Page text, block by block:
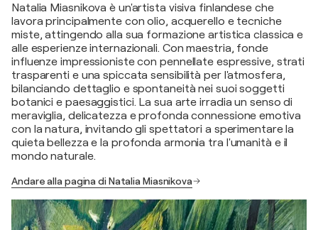
Natalia Miasnikova è un'artista visiva finlandese che
lavora principalmente con olio, acquerello e tecniche
miste, attingendo alla sua formazione artistica classica e
alle esperienze internazionali. Con maestria, fonde
influenze impressioniste con pennellate espressive, strati
trasparenti e una spiccata sensibilità per l'atmosfera,
bilanciando dettaglio e spontaneità nei suoi soggetti
botanici e paesaggistici. La sua arte irradia un senso di
meraviglia, delicatezza e profonda connessione emotiva
con la natura, invitando gli spettatori a sperimentare la
quieta bellezza e la profonda armonia tra l'umanità e il
mondo naturale.
Andare alla pagina di Natalia Miasnikova